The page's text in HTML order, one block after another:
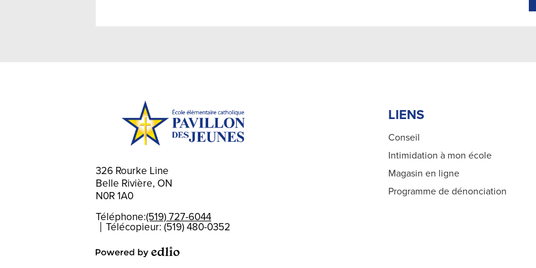
École
326 Rourke Line
Belle Rivière, ON
N0R 1A0
Téléphone:(519) 727-6044
Télécopieur: (519) 480-0352
LIENS
Conseil
Intimidation à mon école
Magasin en ligne
Programme de dénonciation